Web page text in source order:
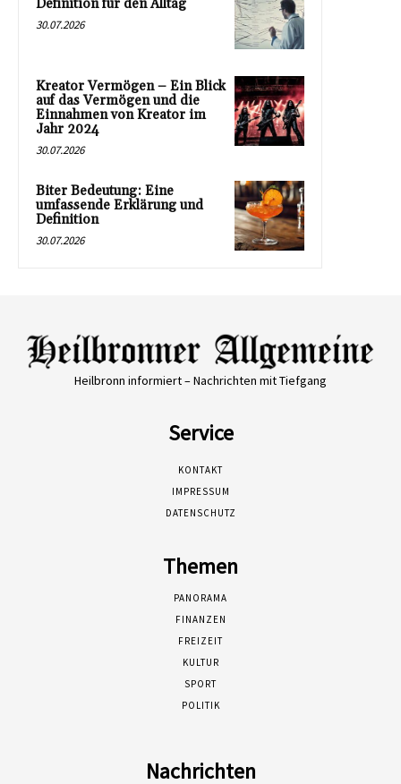
Definition für den Alltag
30.07.2026
Kreator Vermögen – Ein Blick
auf das Vermögen und die
Einnahmen von Kreator im
Jahr 2024
30.07.2026
Biter Bedeutung: Eine
umfassende Erklärung und
Definition
30.07.2026
Heilbronn informiert – Nachrichten mit Tiefgang
Service
KONTAKT
IMPRESSUM
DATENSCHUTZ
Themen
PANORAMA
FINANZEN
FREIZEIT
KULTUR
SPORT
POLITIK
Nachrichten